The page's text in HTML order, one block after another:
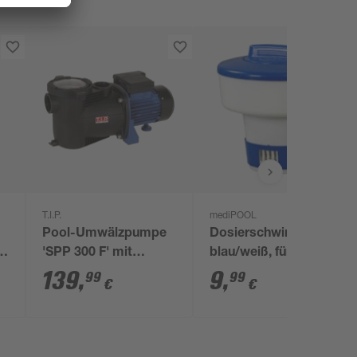
T.I.P.
Pool-Umwälzpumpe
'SPP 300 F' mit
Vorfilter schwarz/blau
139,99 €
mediPOOL
Dosierschwimmer
blau/weiß, für 200
g/250 g Tabletten
9,99 €